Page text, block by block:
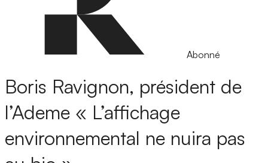
Abonné
Boris Ravignon, président de
l’Ademe « L’affichage
environnemental ne nuira pas